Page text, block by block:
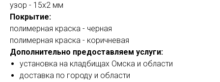
узор - 15х2 мм
Покрытие:
полимерная краска - черная
полимерная краска - коричневая
Дополнительно предоставляем услуги:
установка на кладбищах Омска и области
доставка по городу и области